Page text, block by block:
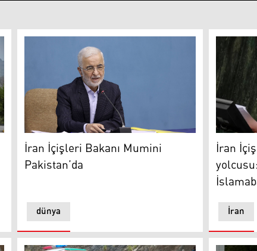
çözmek istiyor
İran İçişleri Bakanı İskender Mumini
dünya
İran İçişleri Bakanı Mumini
Pakistan’da
İran
İran
İran